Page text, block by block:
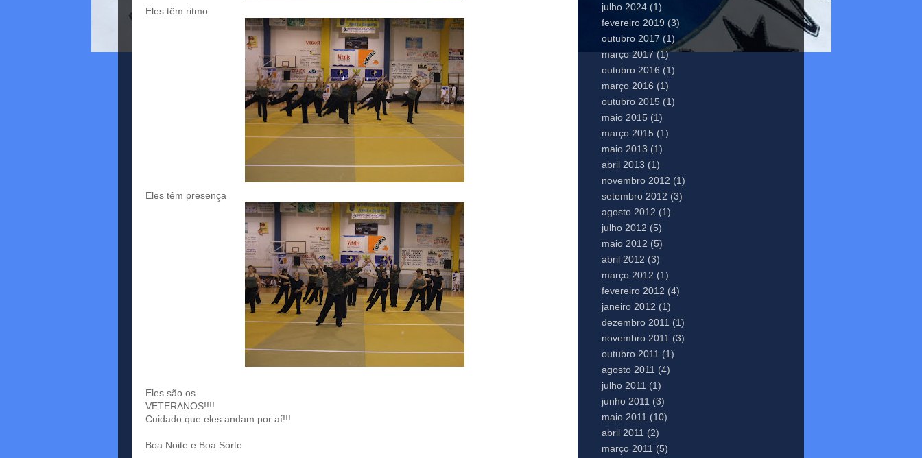
Eles têm ritmo
Eles têm presença
Eles são os
VETERANOS!!!!
Cuidado que eles andam por aí!!!
Boa Noite e Boa Sorte
julho 2024 (1)
fevereiro 2019 (3)
outubro 2017 (1)
março 2017 (1)
outubro 2016 (1)
março 2016 (1)
outubro 2015 (1)
maio 2015 (1)
março 2015 (1)
maio 2013 (1)
abril 2013 (1)
novembro 2012 (1)
setembro 2012 (3)
agosto 2012 (1)
julho 2012 (5)
maio 2012 (5)
abril 2012 (3)
março 2012 (1)
fevereiro 2012 (4)
janeiro 2012 (1)
dezembro 2011 (1)
novembro 2011 (3)
outubro 2011 (1)
agosto 2011 (4)
julho 2011 (1)
junho 2011 (3)
maio 2011 (10)
abril 2011 (2)
março 2011 (5)